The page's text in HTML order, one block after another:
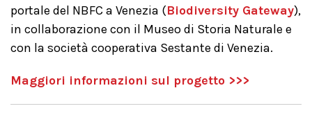
portale del NBFC a Venezia (Biodiversity Gateway),
in collaborazione con il Museo di Storia Naturale e
con la società cooperativa Sestante di Venezia.
Maggiori informazioni sul progetto >>>